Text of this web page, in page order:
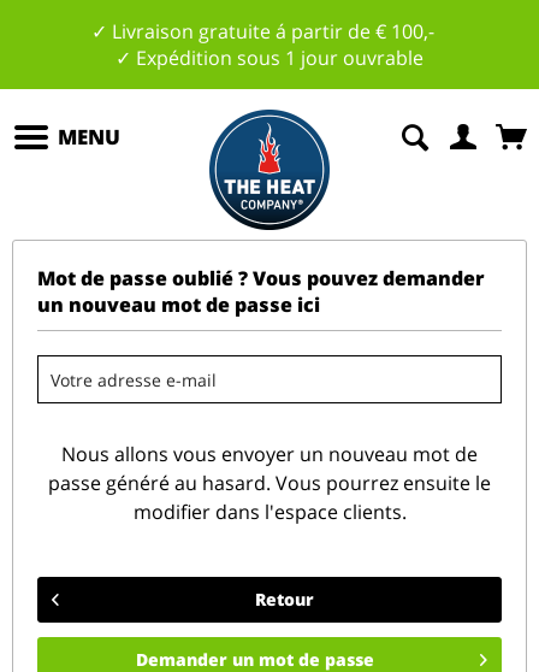
✓ Livraison gratuite á partir de € 100,-
✓ Expédition sous 1 jour ouvrable
MENU
Mot de passe oublié ? Vous pouvez demander
un nouveau mot de passe ici
Nous allons vous envoyer un nouveau mot de
passe généré au hasard. Vous pourrez ensuite le
modifier dans l'espace clients.
Retour
Demander un mot de passe